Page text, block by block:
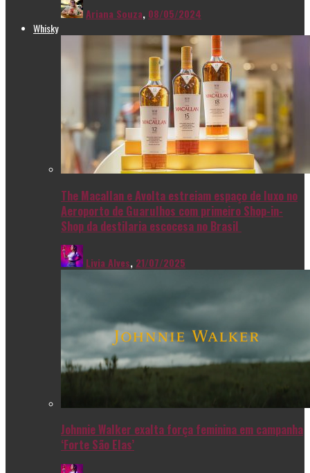
Ariana Souza, 08/05/2024
Whisky
The Macallan e Avolta estreiam espaço de luxo no
Aeroporto de Guarulhos com primeiro Shop-in-
Shop da destilaria escocesa no Brasil
Livia Alves, 21/07/2025
Johnnie Walker exalta força feminina em campanha
‘Forte São Elas’